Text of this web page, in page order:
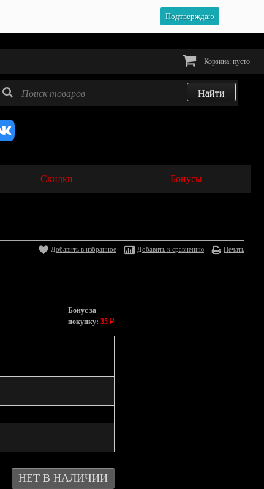
Подтверждаю
Корзина: пусто
Скидки Бонусы
Добавить в избранное Добавить к сравнению Печать
Бонус за
покупку: 35 ₽